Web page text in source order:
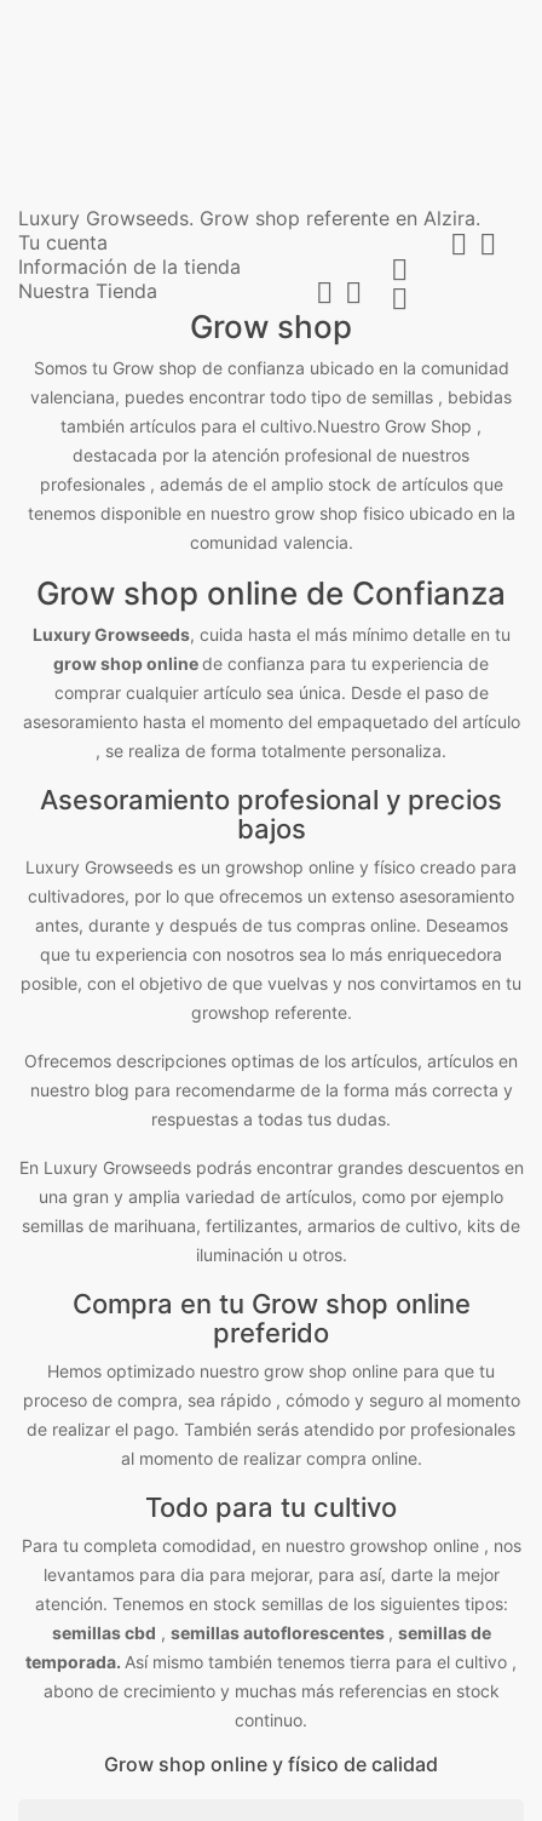
Luxury Growseeds. Grow shop referente en Alzira.
Tu cuenta
 
Información de la tienda


Nuestra Tienda  
Grow shop
Somos tu Grow shop de confianza ubicado en la comunidad
valenciana, puedes encontrar todo tipo de semillas , bebidas
también artículos para el cultivo.Nuestro Grow Shop ,
destacada por la atención profesional de nuestros
profesionales , además de el amplio stock de artículos que
tenemos disponible en nuestro grow shop fisico ubicado en la
comunidad valencia.
Grow shop online de Confianza
Luxury Growseeds, cuida hasta el más mínimo detalle en tu
grow shop onlinede confianza para tu experiencia de
comprar cualquier artículo sea única. Desde el paso de
asesoramiento hasta el momento del empaquetado del artículo
, se realiza de forma totalmente personaliza.
Asesoramiento profesional y precios
bajos
Luxury Growseeds es un growshop online y físico creado para
cultivadores, por lo que ofrecemos un extenso asesoramiento
antes, durante y después de tus compras online. Deseamos
que tu experiencia con nosotros sea lo más enriquecedora
posible, con el objetivo de que vuelvas y nos convirtamos en tu
growshop referente.
Ofrecemos descripciones optimas de los artículos, artículos en
nuestro blog para recomendarme de la forma más correcta y
respuestas a todas tus dudas.
En Luxury Growseeds podrás encontrar grandes descuentos en
una gran y amplia variedad de artículos, como por ejemplo
semillas de marihuana, fertilizantes, armarios de cultivo, kits de
iluminación u otros.
Compra en tu Grow shop online
preferido
Hemos optimizado nuestro grow shop online para que tu
proceso de compra, sea rápido , cómodo y seguro al momento
de realizar el pago. También serás atendido por profesionales
al momento de realizar compra online.
Todo para tu cultivo
Para tu completa comodidad, en nuestro growshop online , nos
levantamos para dia para mejorar, para así, darte la mejor
atención. Tenemos en stock semillas de los siguientes tipos:
semillas cbd , semillas autoflorescentes , semillas de
temporada. Así mismo también tenemos tierra para el cultivo ,
abono de crecimiento y muchas más referencias en stock
continuo.
Grow shop online y físico de calidad